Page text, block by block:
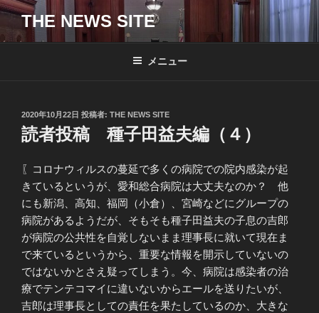
コ
テ
THE NEWS SITE
メニュー
投
稿
日:
2020年10月22日 投稿者: THE NEWS SITE
読者投稿 種子田益夫編（４）
〖コロナウィルスの蔓延で多くの病院での院内感染が起
きているというが、愛和総合病院は大丈夫なのか？ 他
にも新潟、高知、福岡（小倉）、宮崎などにグループの
病院があるようだが、そもそも種子田益夫の子息の吉郎
が病院の公共性を自覚しないまま理事長に就いて現在ま
で来ているというから、重要な情報を開示していないの
ではないかとさえ疑ってしまう。今、病院は感染者の治
療でテンテコマイに違いないからエールを送りたいが、
吉郎は理事長としての責任を果たしているのか、大きな